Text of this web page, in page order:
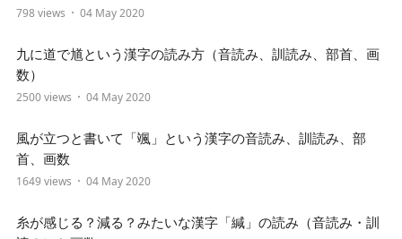
798 views 04 May 2020
九に道で馗という漢字の読み方（音読み、訓読み、部首、画
数）
2500 views 04 May 2020
風が立つと書いて「颯」という漢字の音読み、訓読み、部
首、画数
1649 views 04 May 2020
糸が感じる？減る？みたいな漢字「緘」の読み（音読み・訓